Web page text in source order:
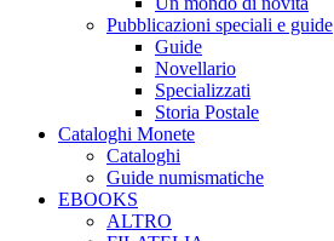
Pubblicazioni speciali e guide
Guide
Novellario
Specializzati
Storia Postale
Cataloghi Monete
Cataloghi
Guide numismatiche
EBOOKS
ALTRO